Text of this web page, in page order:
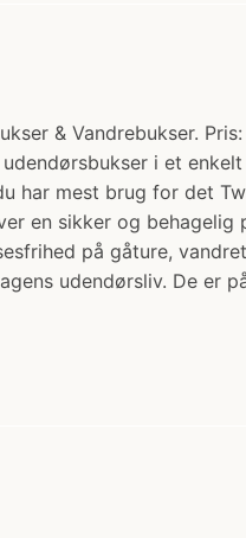
& Vandrebukser.
i et
mest brug for det
en sikker og
på gåture,
udendørsliv. De er